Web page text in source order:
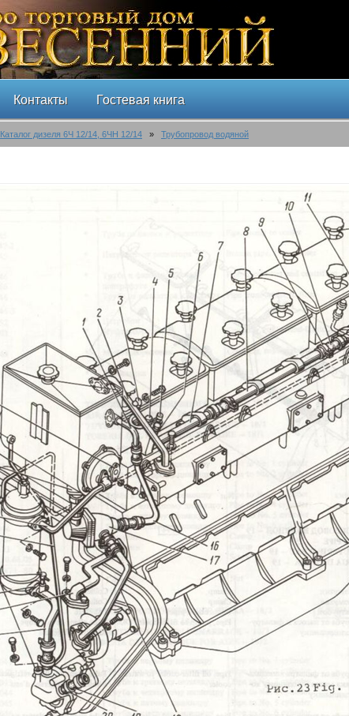
Контакты Гостевая книга
Каталог дизеля 6Ч 12/14, 6ЧН 12/14 » Трубопровод водяной